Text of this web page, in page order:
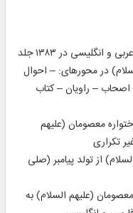
در محورهای: – احوال
– راویان – کتاب
به درختواره معصومان (علیهم
از تولد پیامبر (صلی
مرتبط با معصومان (علیهم السلام) به